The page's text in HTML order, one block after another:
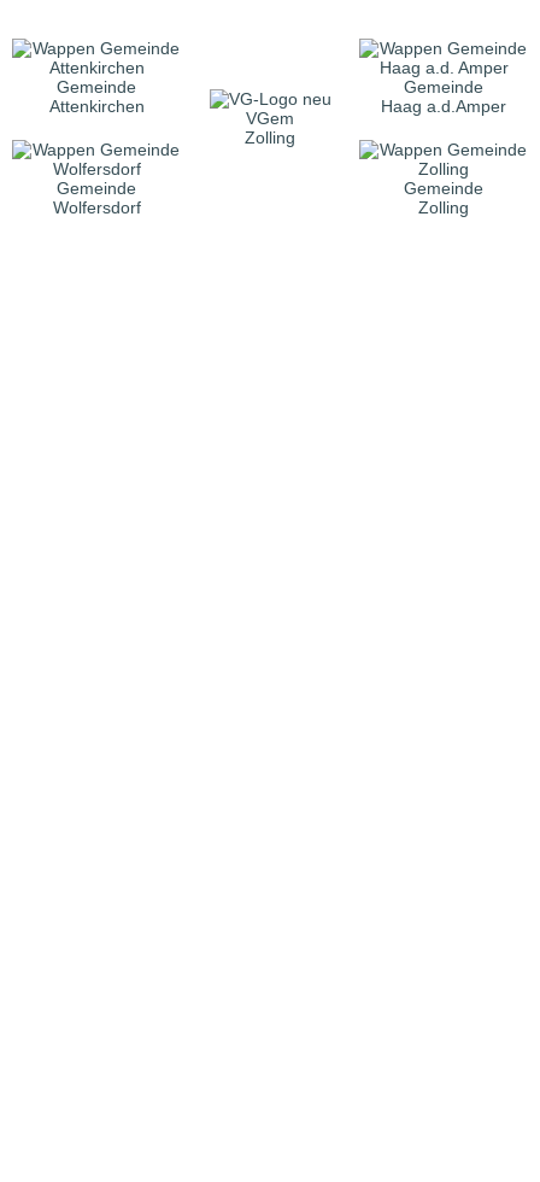
Gemeinde
Attenkirchen
VGem
Zolling
Gemeinde
Haag a.d.Amper
Gemeinde
Wolfersdorf
Gemeinde
Zolling